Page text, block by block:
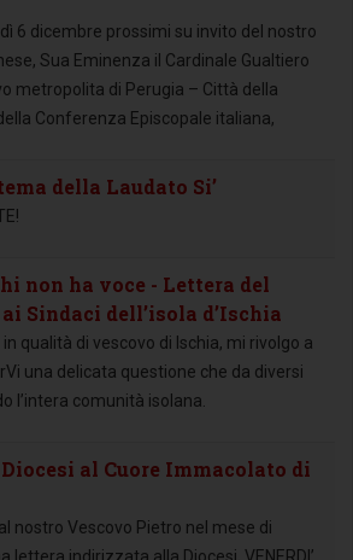
6 dicembre prossimi su invito del nostro
Sua Eminenza il Cardinale Gualtiero
metropolita di Perugia – Città della
Conferenza Episcopale italiana,
della Laudato Si’
non ha voce - Lettera del
Sindaci dell’isola d’Ischia
in qualità di vescovo di Ischia, mi rivolgo a
una delicata questione che da diversi
l’intera comunità isolana.
al Cuore Immacolato di
nostro Vescovo Pietro nel mese di
lettera indirizzata alla Diocesi, VENERDI’